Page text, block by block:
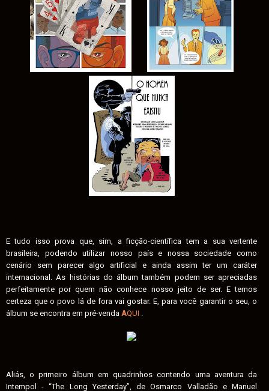
E tudo isso prova que, sim, a ficção-científica tem a sua vertente
brasileira, podendo utilizar nosso país e nossa sociedade como
cenário sem parecer algo artificial e ainda assim ter um caráter
internacional. As histórias do álbum também podem ser apreciadas
perfeitamente por quem não conhece nosso jeito de ser. E temos
certeza que o povo lá de fora vai gostar. E, para você garantir o seu, o
álbum se encontra em pré-venda AQUI
Aliás, o primeiro álbum em quadrinhos contendo uma aventura da
Intempol - “The Long Yesterday”, de Osmarco Valladão e Manuel